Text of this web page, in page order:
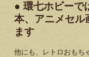
● 環七ホビーで
本、アニメセル
ます
他にも、レトロおもち